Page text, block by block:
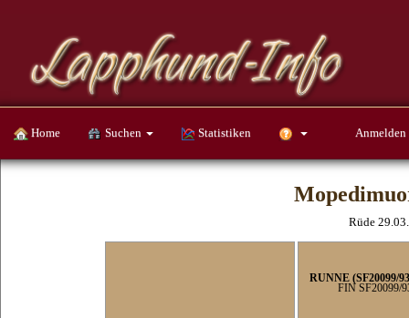
Home Suchen Statistiken Anmelden
Rüde
RUNNE (SF20099/
FIN SF20099/